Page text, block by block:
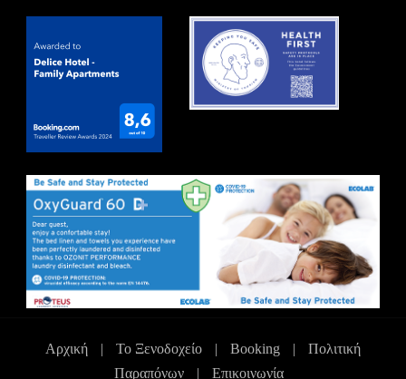
Αρχική | Το Ξενοδοχείο | Booking |
Πολιτική
Παραπόνων
| Επικοινωνία